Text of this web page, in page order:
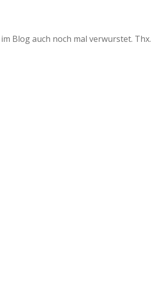
Blog auch noch mal verwurstet. Thx.